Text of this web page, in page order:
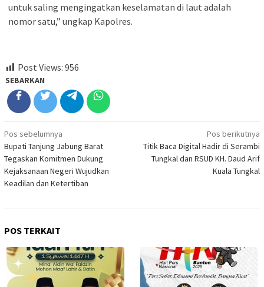
untuk saling mengingatkan keselamatan di laut adalah
nomor satu,” ungkap Kapolres.
Post Views: 956
SEBARKAN
Navigasi
pos
Pos sebelumnya
Bupati Tanjung Jabung Barat
Tegaskan Komitmen Dukung
Kejaksanaan Negeri Wujudkan
Keadilan dan Ketertiban
Pos berikutnya
Titik Baca Digital Hadir di Serambi
Tungkal dan RSUD KH. Daud Arif
Kuala Tungkal
POS TERKAIT